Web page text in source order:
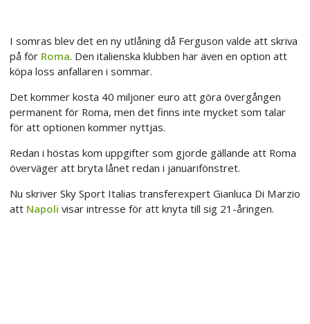
I somras blev det en ny utlåning då Ferguson valde att skriva
på för Roma. Den italienska klubben har även en option att
köpa loss anfallaren i sommar.
Det kommer kosta 40 miljoner euro att göra övergången
permanent för Roma, men det finns inte mycket som talar
för att optionen kommer nyttjas.
Redan i höstas kom uppgifter som gjorde gällande att Roma
överväger att bryta lånet redan i januarifönstret.
Nu skriver Sky Sport Italias transferexpert Gianluca Di Marzio
att Napoli visar intresse för att knyta till sig 21-åringen.